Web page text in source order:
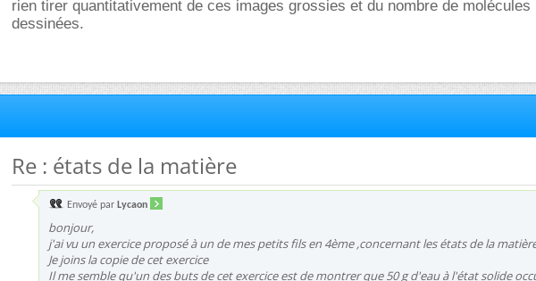
rien tirer quantitativement de ces images grossies et du nombre de molécules
dessinées.
Re : états de la matière
Envoyé par Lycaon
bonjour,
j'ai vu un exercice proposé à un de mes petits fils en 4ème ,concernant les états de la
Je joins la copie de cet exercice
Il me semble qu'un des buts de cet exercice est de montrer que 50 g d'eau à l'état solide